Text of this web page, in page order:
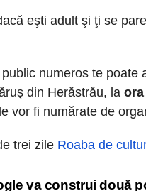
eşti adult şi ţi se
numeros te poate
din Herăstrău, la ora
vor fi numărate de
trei zile Roaba de
va construi două